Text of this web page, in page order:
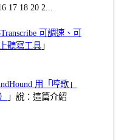
17 18 20 2...
可調速、可
聽寫工具 」
用「哼歌」
」說：這篇介紹